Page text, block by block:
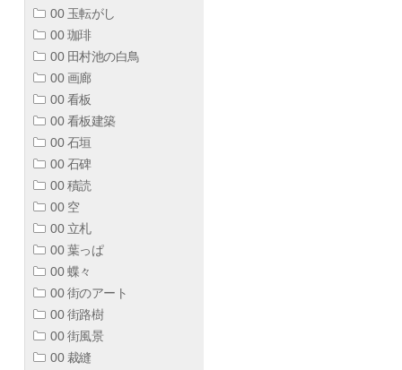
00 玉転がし
00 珈琲
00 田村池の白鳥
00 画廊
00 看板
00 看板建築
00 石垣
00 石碑
00 積読
00 空
00 立札
00 葉っぱ
00 蝶々
00 街のアート
00 街路樹
00 街風景
00 裁縫